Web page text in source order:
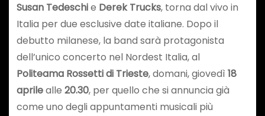
Susan Tedeschie Derek Trucks, torna dal vivo in
Italia per due esclusive date italiane. Dopo il
debutto milanese, la band sarà protagonista
dell’unico concerto nel Nordest Italia, al
Politeama Rossetti di Trieste, domani, giovedì 18
aprilealle 20.30, per quello che si annuncia già
come uno degli appuntamenti musicali più